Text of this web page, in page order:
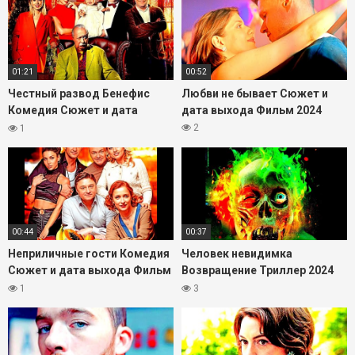
01:21
Честный развод Бенефис
Комедия Сюжет и дата
выхода Фильм 2023
1
00:52
Любви не бывает Сюжет и
дата выхода Фильм 2024
2
00:44
Неприличные гости Комедия
Сюжет и дата выхода Фильм
2024
1
00:37
Человек невидимка
Возвращение Триллер 2024
Сюжет и дата выхода Фильм
3